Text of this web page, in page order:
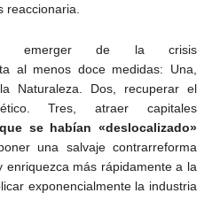
reaccionaria.
emerger de la crisis
al menos doce medidas: Una,
Naturaleza. Dos, recuperar el
Tres, atraer capitales
se habían «deslocalizado»
una salvaje contrarreforma
enriquezca más rápidamente a la
exponencialmente la industria